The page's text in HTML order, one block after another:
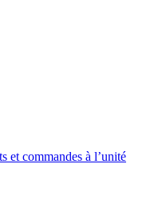
et commandes à l’unité